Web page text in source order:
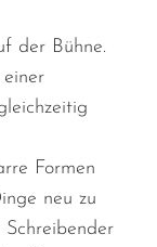
der Bühne.
einer
Formen
neu zu